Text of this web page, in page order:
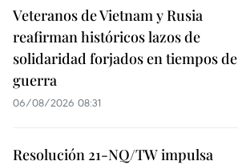
Veteranos de Vietnam y Rusia
reafirman históricos lazos de
solidaridad forjados en tiempos de
guerra
06/08/2026 08:31
Resolución 21-NQ/TW impulsa